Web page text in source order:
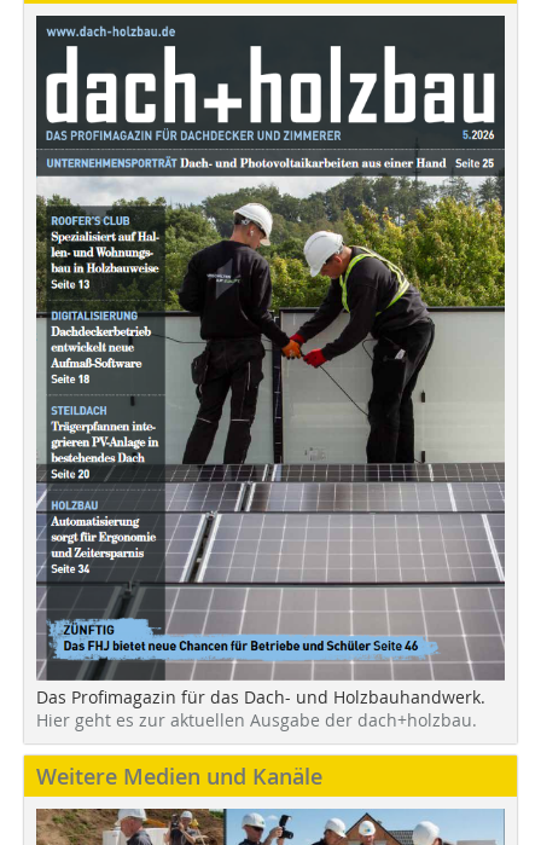
Das Profimagazin für das Dach- und Holzbauhandwerk.
Hier geht es zur aktuellen Ausgabe der dach+holzbau.
Weitere Medien und Kanäle